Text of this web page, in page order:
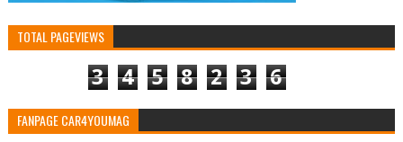
TOTAL PAGEVIEWS
3 4 5 8 2 3 6
FANPAGE CAR4YOUMAG